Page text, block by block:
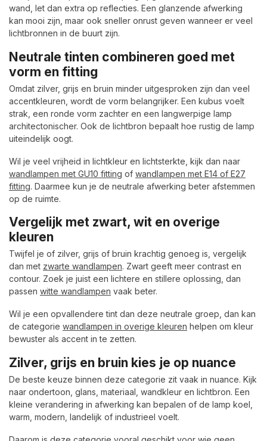
wand, let dan extra op reflecties. Een glanzende afwerking
kan mooi zijn, maar ook sneller onrust geven wanneer er veel
lichtbronnen in de buurt zijn.
Neutrale tinten combineren goed met
vorm en fitting
Omdat zilver, grijs en bruin minder uitgesproken zijn dan veel
accentkleuren, wordt de vorm belangrijker. Een kubus voelt
strak, een ronde vorm zachter en een langwerpige lamp
architectonischer. Ook de lichtbron bepaalt hoe rustig de lamp
uiteindelijk oogt.
Wil je veel vrijheid in lichtkleur en lichtsterkte, kijk dan naar
wandlampen met GU10 fitting of wandlampen met E14 of E27
fitting. Daarmee kun je de neutrale afwerking beter afstemmen
op de ruimte.
Vergelijk met zwart, wit en overige
kleuren
Twijfel je of zilver, grijs of bruin krachtig genoeg is, vergelijk
dan met zwarte wandlampen. Zwart geeft meer contrast en
contour. Zoek je juist een lichtere en stillere oplossing, dan
passen witte wandlampen vaak beter.
Wil je een opvallendere tint dan deze neutrale groep, dan kan
de categorie wandlampen in overige kleuren helpen om kleur
bewuster als accent in te zetten.
Zilver, grijs en bruin kies je op nuance
De beste keuze binnen deze categorie zit vaak in nuance. Kijk
naar ondertoon, glans, materiaal, wandkleur en lichtbron. Een
kleine verandering in afwerking kan bepalen of de lamp koel,
warm, modern, landelijk of industrieel voelt.